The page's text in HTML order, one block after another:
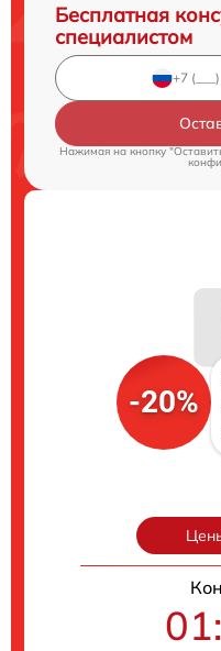
Бесплатная
специалистом
Нажимая на кнопку
-20%